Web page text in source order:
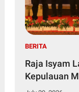
BERITA
Raja Isyam
Kepulauan